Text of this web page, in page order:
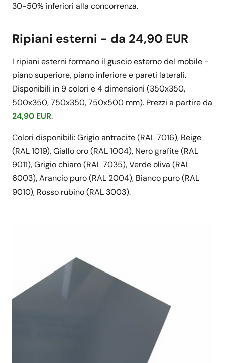
30-50% inferiori alla concorrenza.
Ripiani esterni - da 24,90 EUR
I ripiani esterni formano il guscio esterno del mobile -
piano superiore, piano inferiore e pareti laterali.
Disponibili in 9 colori e 4 dimensioni (350x350,
500x350, 750x350, 750x500 mm). Prezzi a partire da
24,90 EUR.
Colori disponibili: Grigio antracite (RAL 7016), Beige
(RAL 1019), Giallo oro (RAL 1004), Nero grafite (RAL
9011), Grigio chiaro (RAL 7035), Verde oliva (RAL
6003), Arancio puro (RAL 2004), Bianco puro (RAL
9010), Rosso rubino (RAL 3003).